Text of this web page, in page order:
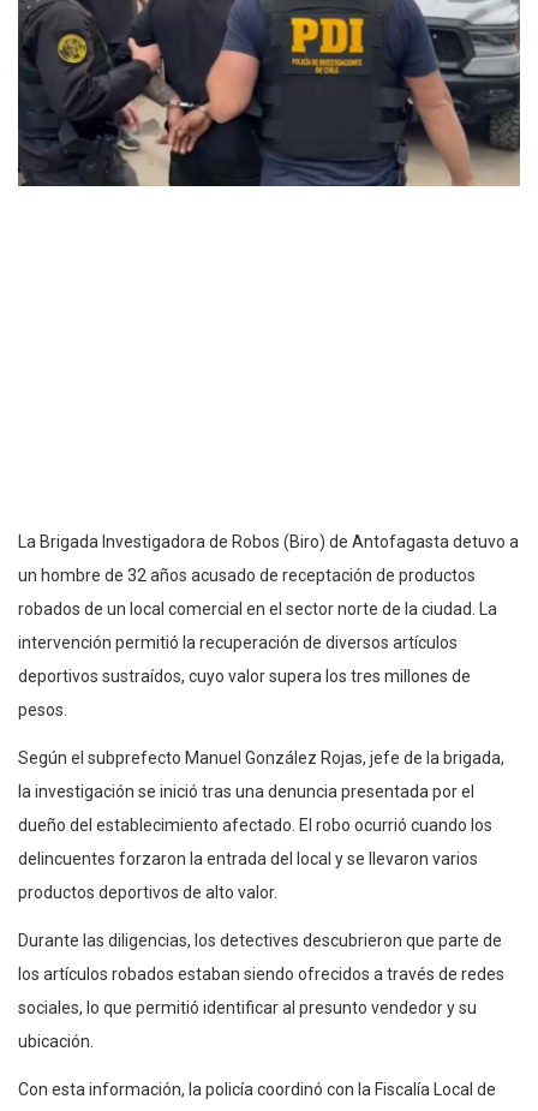
La Brigada Investigadora de Robos (Biro) de Antofagasta detuvo a
un hombre de 32 años acusado de receptación de productos
robados de un local comercial en el sector norte de la ciudad. La
intervención permitió la recuperación de diversos artículos
deportivos sustraídos, cuyo valor supera los tres millones de
pesos.
Según el subprefecto Manuel González Rojas, jefe de la brigada,
la investigación se inició tras una denuncia presentada por el
dueño del establecimiento afectado. El robo ocurrió cuando los
delincuentes forzaron la entrada del local y se llevaron varios
productos deportivos de alto valor.
Durante las diligencias, los detectives descubrieron que parte de
los artículos robados estaban siendo ofrecidos a través de redes
sociales, lo que permitió identificar al presunto vendedor y su
ubicación.
Con esta información, la policía coordinó con la Fiscalía Local de